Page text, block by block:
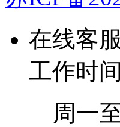
在线客服
工作时间
周一